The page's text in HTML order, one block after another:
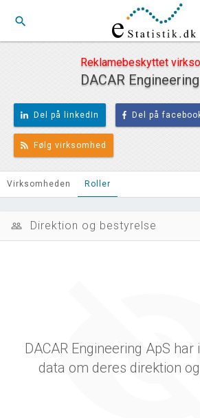
search
Reklamebeskyttet
DACAR
Del på linkedIn Del på
Følg virksomhed
Virksomheden Roller
people_outline Direktion og bestyrelse
DACAR Engineering ApS
data om deres direktion